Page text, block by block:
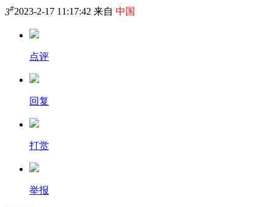
3#2023-2-17 11:17:42 来自 中国
点评
回复
打赏
举报